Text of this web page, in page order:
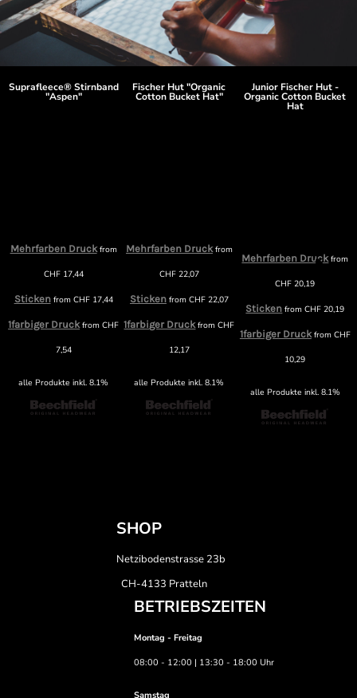
Suprafleece® Stirnband
"Aspen"
Mehrfarben Druckfrom
CHF17,44
Stickenfrom CHF17,44
1farbiger DruckfromCHF
7,54
alle Produkte inkl. 8.1%
Fischer Hut "Organic
Cotton Bucket Hat"
Mehrfarben Druckfrom
CHF22,07
Stickenfrom CHF22,07
1farbiger DruckfromCHF
12,17
alle Produkte inkl. 8.1%
Junior Fischer Hut -
Organic Cotton Bucket
Hat
Mehrfarben Druckfrom
CHF 20,19
Sticken fromCHF 20,19
1farbiger Druckfrom CHF
10,29
alle Produkte inkl. 8.1%
SHOP
Netzibodenstrasse 23b
CH-4133 Pratteln
BETRIEBSZEITEN
Montag - Freitag
08:00 - 12:00 | 13:30 - 18:00 Uhr
Samstag